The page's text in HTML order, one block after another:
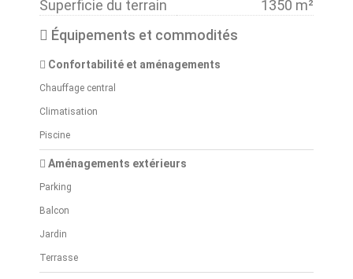
Superficie du terrain
1350 m²
Équipements et commodités
Confortabilité et aménagements
Chauffage central
Climatisation
Piscine
Aménagements extérieurs
Parking
Balcon
Jardin
Terrasse